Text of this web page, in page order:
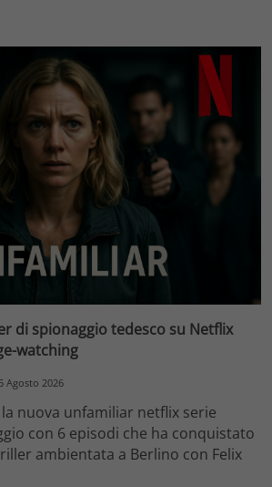
di spionaggio tedesco su Netflix
watching
5 Agosto 2026
nuova unfamiliar netflix serie
con 6 episodi che ha conquistato
ambientata a Berlino con Felix